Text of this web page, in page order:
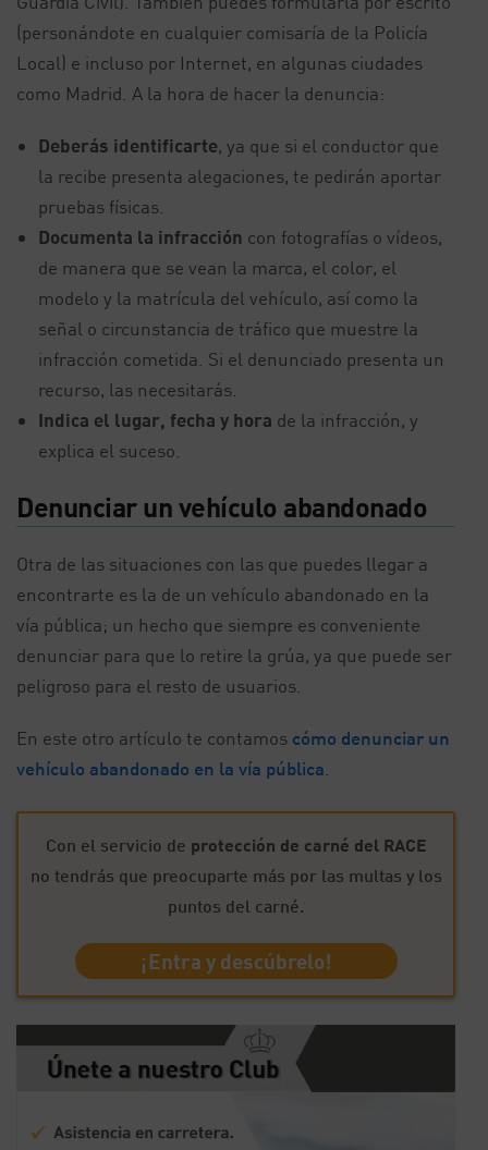
(personándote en cualquier comisaría de la Policía
Local) e incluso por Internet, en algunas ciudades
como Madrid. A la hora de hacer la denuncia:
Deberás identificarte, ya que si el conductor que
la recibe presenta alegaciones, te pedirán aportar
pruebas físicas.
Documenta la infracción con fotografías o vídeos,
de manera que se vean la marca, el color, el
modelo y la matrícula del vehículo, así como la
señal o circunstancia de tráfico que muestre la
infracción cometida. Si el denunciado presenta un
recurso, las necesitarás.
Indica el lugar, fecha y hora de la infracción, y
explica el suceso.
Denunciar un vehículo abandonado
Otra de las situaciones con las que puedes llegar a
encontrarte es la de un vehículo abandonado en la
vía pública; un hecho que siempre es conveniente
denunciar para que lo retire la grúa, ya que puede ser
peligroso para el resto de usuarios.
En este otro artículo te contamos cómo denunciar un
vehículo abandonado en la vía pública
Con el servicio de protección de carné del RACE
no tendrás que preocuparte más por las multas y los
puntos del carné.
¡Entra y descúbrelo!